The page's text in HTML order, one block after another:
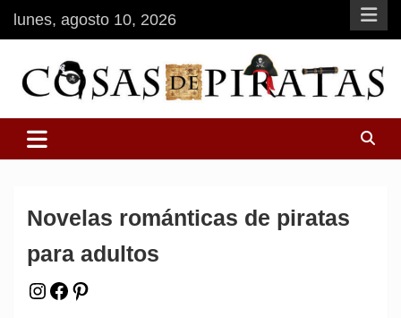
Saltar
al
contenido
lunes, agosto 10, 2026
Cosas de Piratas
Novelas románticas de piratas
para adultos
Instagram
Facebook
Pinterest